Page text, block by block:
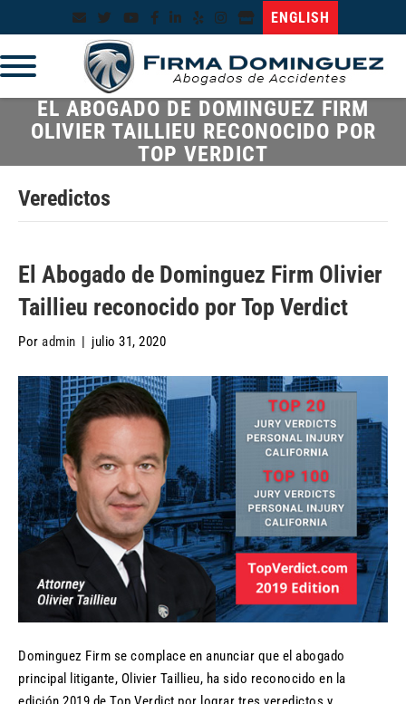
ENGLISH
EL ABOGADO DE DOMINGUEZ FIRM
OLIVIER TAILLIEU RECONOCIDO POR
TOP VERDICT
Veredictos
El Abogado de Dominguez Firm Olivier
Taillieu reconocido por Top Verdict
Por admin | julio 31, 2020
Dominguez Firm se complace en anunciar que el abogado
principal litigante, Olivier Taillieu, ha sido reconocido en la